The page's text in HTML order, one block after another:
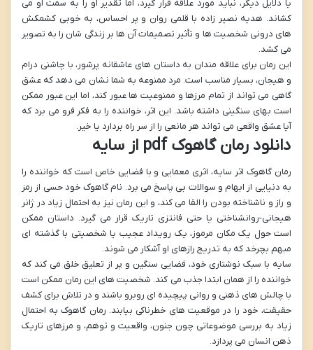
یا دلایل دیگر، نباید مورد علاقه قرار گیرد، اما تقدیر او را به سمت او می
کشاند. هدیه نصیر زاده با قلمی روان و پر احساس، به خوبی کشمکش
های درونی شخصیت ها و تأثیر تصمیمات آن ها بر زندگی شان را به تصویر
می کشد.
این رمان برای علاقه مندان به داستان های عاشقانه پرشور، با چاشنی درام
و هیجان، بسیار مناسب است. مرد ممنوعه به شما نشان می دهد که عشق
گاهی می تواند از تمام مرزها و ممنوعیت ها عبور کند، اما این عبور ممکن
است بهای سنگینی داشته باشد. این اثر، خواننده را به فکر فرو می برد که
آیا عشق واقعی می تواند هر مانعی را از سر راه بردارد یا خیر.
دانلود رمان گاهوک pdf از سایه
رمان گاهوک اثر سایه، اثری معمایی و با فضایی خاص است که خواننده را
به دنیایی از ابهام و سوالات بی پاسخ می برد. نام گاهوک خود حسی از رمز
و راز و ناشناخته بودن را القا می کند، و این رمان نیز به احتمال زیاد در ژانر
هیجانی-روانشناختی یا حتی فانتزی تاریک قرار می گیرد. داستان ممکن
است حول یک مکان مرموز، یک رویداد عجیب یا شخصیتی با گذشته ای
مبهم بچرخد که به تدریج رازهای او آشکار می شوند.
سایه با سبک نوشتاری خود، فضایی سنگین و پر از تعلیق خلق می کند که
خواننده را از همان ابتدا جذب می کند. شخصیت های این رمان ممکن است
با چالش های ذهنی و روانی پیچیده ای روبرو باشند و در تلاش برای کشف
حقیقت، خود را در موقعیت های خطرناکی بیابند. رمان گاهوک به احتمال
زیاد به بررسی موضوعاتی چون جنون، واقعیت و توهم، و مرزهای تاریک
ذهن انسان می پردازد.